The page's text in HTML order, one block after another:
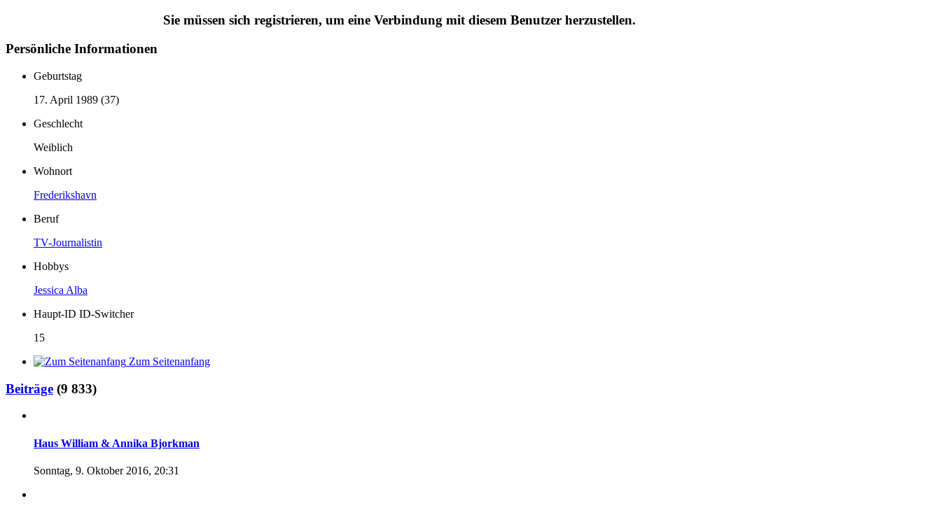
Sie müssen sich registrieren, um eine Verbindung mit diesem Benutzer herzustellen.
Persönliche Informationen
Geburtstag
17. April 1989 (37)
Geschlecht
Weiblich
Wohnort
Frederikshavn
Beruf
TV-Journalistin
Hobbys
Jessica Alba
Haupt-ID ID-Switcher
15
Zum Seitenanfang
Beiträge (9 833)
Haus William & Annika Bjorkman
Sonntag, 9. Oktober 2016, 20:31